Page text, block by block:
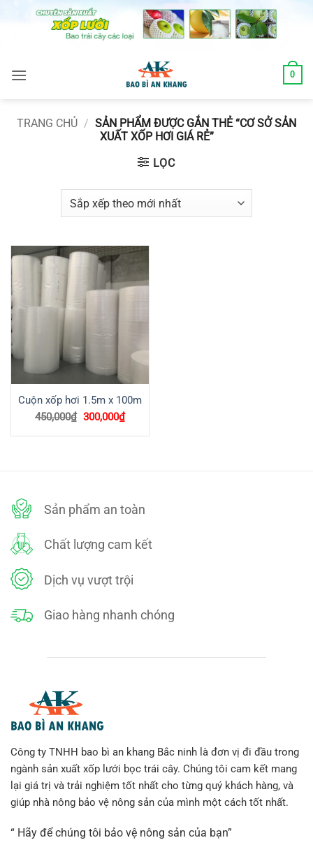
0
TRANG CHỦ / SẢN PHẨM ĐƯỢC GẮN THẺ “CƠ SỞ SẢN
XUẤT XỐP HƠI GIÁ RẺ”
LỌC
Cuộn xốp hơi 1.5m x 100m
450,000₫ Giá
là:
300,000₫Giá
hiện
tại
Sản phẩm an toàn
Chất lượng cam kết
Dịch vụ vượt trội
Giao hàng nhanh chóng
Công ty TNHH bao bì an khang Bắc ninh là đơn vị đi đầu trong
ngành sản xuất xốp lưới bọc trái cây. Chúng tôi cam kết mang
lại giá trị và trải nghiệm tốt nhất cho từng quý khách hàng, và
giúp nhà nông bảo vệ nông sản của mình một cách tốt nhất.
“ Hãy để chúng tôi bảo vệ nông sản của bạn”